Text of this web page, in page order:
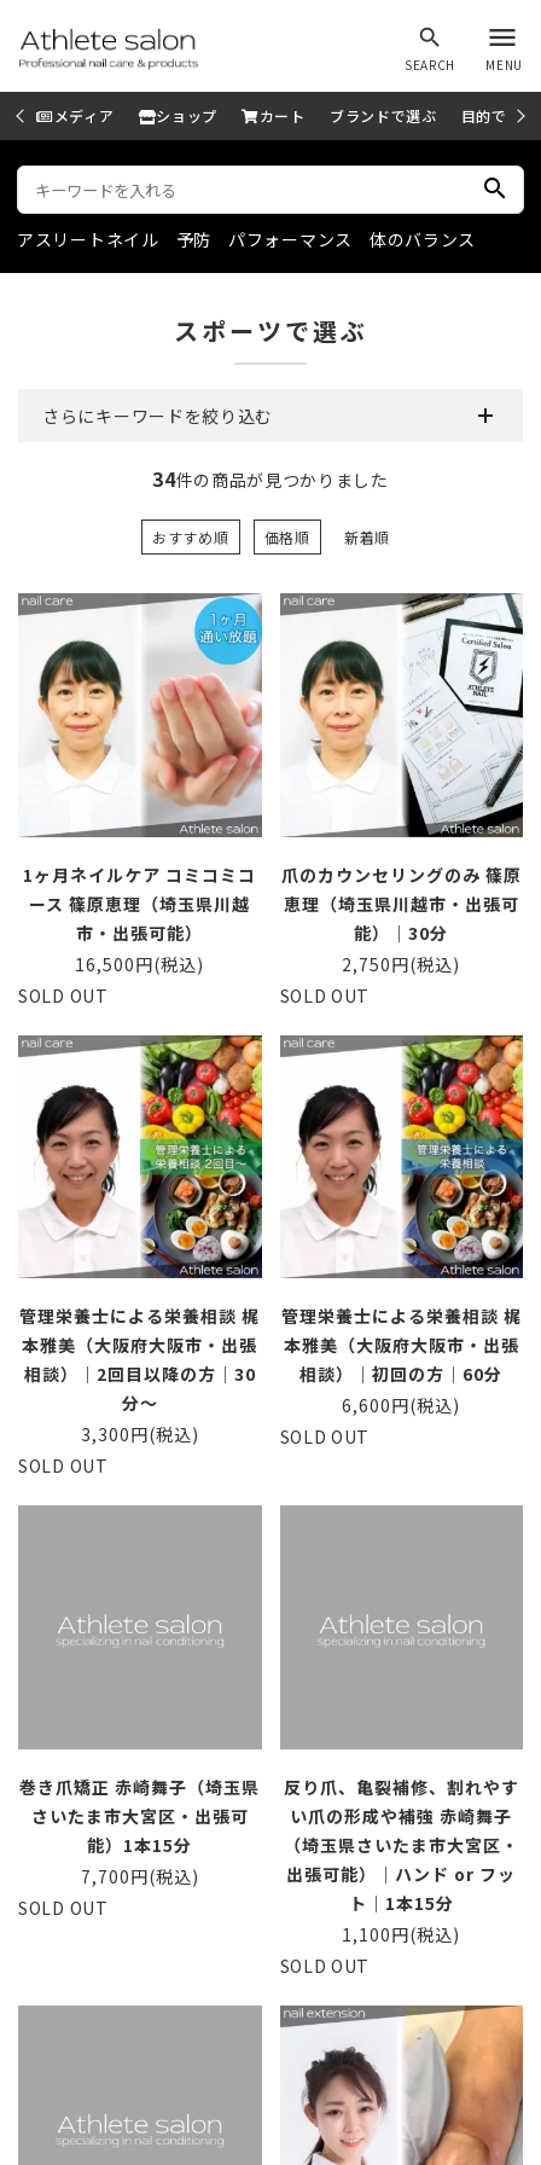
search
SEARCH
menu
MENU
メディア ショップ カート ブランドで選ぶ 目的で選ぶ
search
アスリートネイル 予防 パフォーマンス 体のバランス
スポーツで選ぶ
さらにキーワードを絞り込む
34件の商品が見つかりました
おすすめ順 価格順 新着順
1ヶ月ネイルケア コミコミコ
ース 篠原恵理（埼玉県川越
市・出張可能）
16,500円(税込)
SOLD OUT
爪のカウンセリングのみ 篠原
恵理（埼玉県川越市・出張可
能）｜30分
2,750円(税込)
SOLD OUT
管理栄養士による栄養相談 梶
本雅美（大阪府大阪市・出張
相談）｜2回目以降の方｜30
分〜
3,300円(税込)
SOLD OUT
管理栄養士による栄養相談 梶
本雅美（大阪府大阪市・出張
相談）｜初回の方｜60分
6,600円(税込)
SOLD OUT
巻き爪矯正 赤崎舞子（埼玉県
さいたま市大宮区・出張可
能）1本15分
7,700円(税込)
SOLD OUT
反り爪、亀裂補修、割れやす
い爪の形成や補強 赤崎舞子
（埼玉県さいたま市大宮区・
出張可能）｜ハンド or フッ
ト｜1本15分
1,100円(税込)
SOLD OUT